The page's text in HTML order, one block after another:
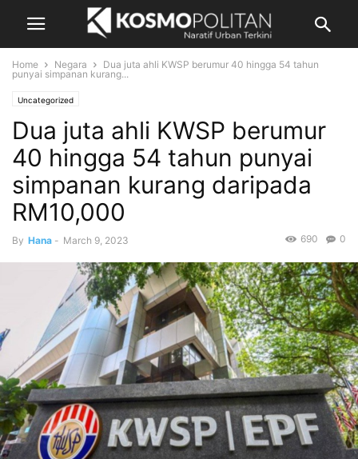
Home Negara
Dua juta ahli KWSP berumur 40 hingga 54 tahun
punyai simpanan kurang...
Uncategorized
Dua juta ahli KWSP berumur
40 hingga 54 tahun punyai
simpanan kurang daripada
RM10,000
By Hana - March 9, 2023 0
690